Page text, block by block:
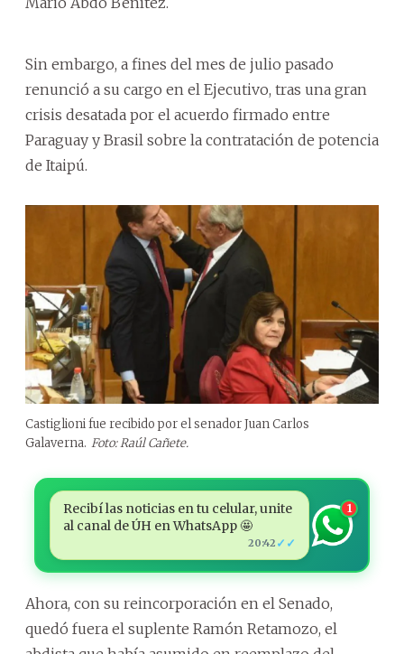
Sin embargo, a fines del mes de julio pasado
renunció a su cargo en el Ejecutivo, tras una gran
crisis desatada por el acuerdo firmado entre
Paraguay y Brasil sobre la contratación de potencia
de Itaipú.
Castiglioni fue recibido por el senador Juan Carlos
Galaverna. Foto: Raúl Cañete.
Recibí las noticias en tu celular, unite
al canal de ÚH en WhatsApp 🤩
20:42 ✓✓
1
Ahora, con su reincorporación en el Senado,
quedó fuera el suplente Ramón Retamozo, el